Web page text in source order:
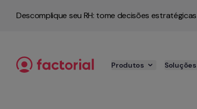
Descomplique seu RH: tome decisões
Produtos Soluções